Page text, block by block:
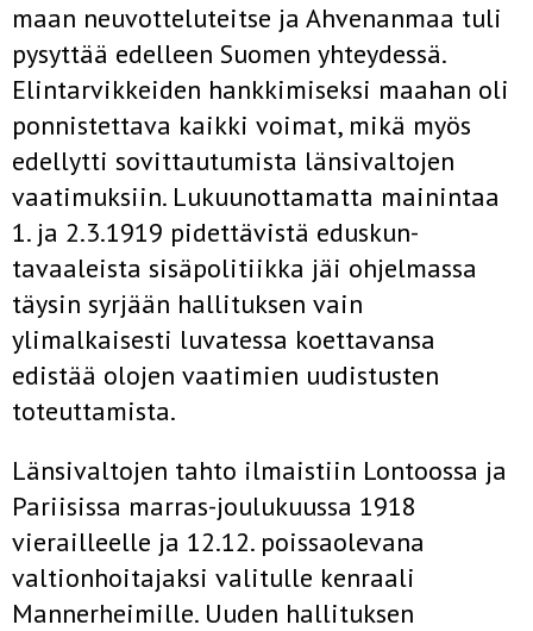
maan neuvotteluteitse ja Ahvenanmaa tuli
pysyttää edelleen Suomen yhteydessä.
Elintarvikkeiden hankkimiseksi maahan oli
ponnistettava kaikki voimat, mikä myös
edellytti sovittautumista länsivaltojen
vaati­muksiin. Lukuunottamatta mainintaa
1. ja 2.3.1919 pidettävistä eduskun­
tavaaleista sisäpolitiikka jäi ohjelmassa
täysin syrjään hallituksen vain
ylimalkaisesti luvatessa koettavansa
edistää olojen vaatimien uudistus­ten
toteuttamista.
Länsivaltojen tahto ilmaistiin Lontoossa ja
Pariisissa marras-joulu­kuussa 1918
vierailleelle ja 12.12. poissaolevana
valtionhoitajaksi vali­tulle kenraali
Mannerheimille. Uuden hallituksen